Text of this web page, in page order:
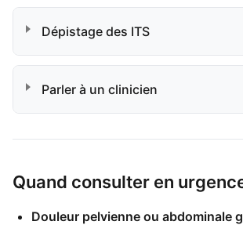
Dépistage des ITS
Parler à un clinicien
Quand consulter en
Douleur pelvienne ou abdominale